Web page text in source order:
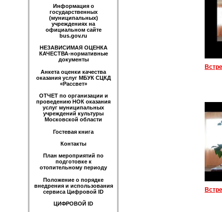
Информация о
государственных
(муниципальных)
учреждениях на
официальном сайте
bus.gov.ru
НЕЗАВИСИМАЯ ОЦЕНКА
КАЧЕСТВА-нормативные
документы
Анкета оценки качества
оказания услуг МБУК СЦКД
«Рассвет»
ОТЧЕТ по организации и
проведению НОК оказания
услуг муниципальных
учреждений культуры
Московской области
Гостевая книга
Контакты
План мероприятий по
подготовке к
отопительному периоду
Положение о порядке
внедрения и использования
сервиса Цифровой ID
ЦИФРОВОЙ ID